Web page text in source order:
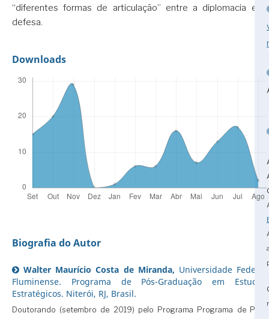
“diferentes formas de articulação” entre a diplomacia e a
defesa.
Downloads
Biografia do Autor
Walter Maurício Costa de Miranda, Universidade Federal
Fluminense. Programa de Pós-Graduação em Estudos
Estratégicos. Niterói, RJ, Brasil.
Doutorando (setembro de 2019) pelo Programa Programa de Pós-